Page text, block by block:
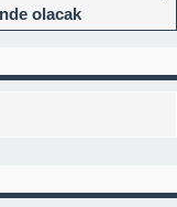
olacak